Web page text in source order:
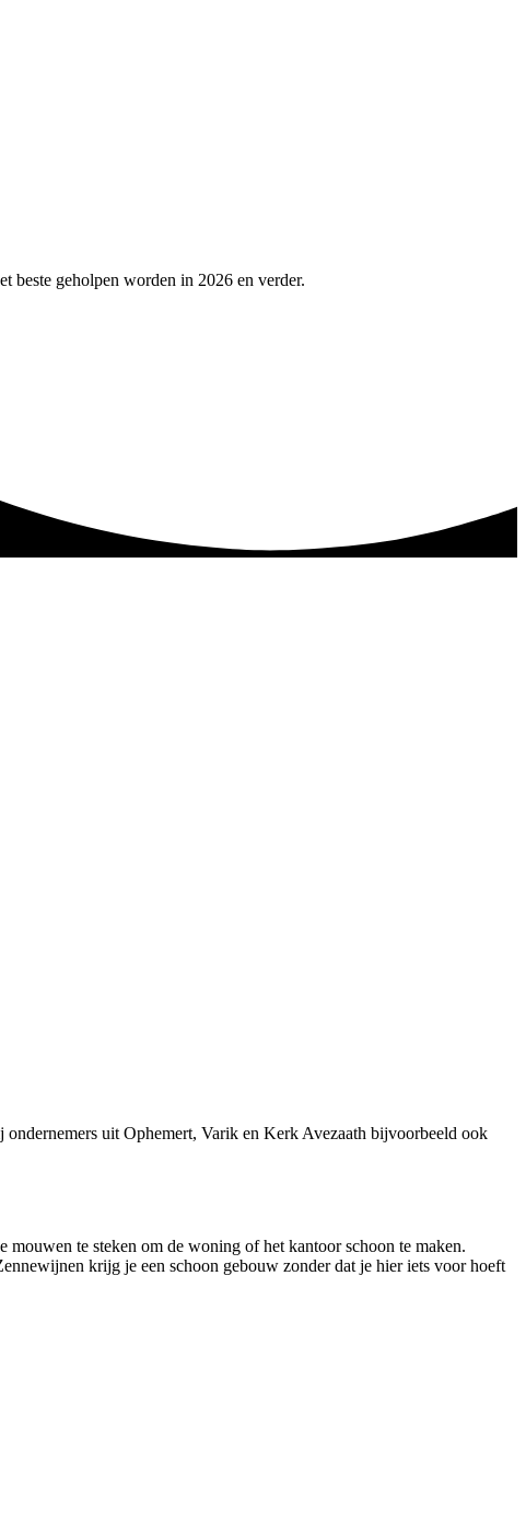
beste geholpen worden in 2026 en verder.
uit Ophemert, Varik en Kerk Avezaath bijvoorbeeld ook
mouwen te steken om de woning of het kantoor schoon te maken.
krijg je een schoon gebouw zonder dat je hier iets voor hoeft